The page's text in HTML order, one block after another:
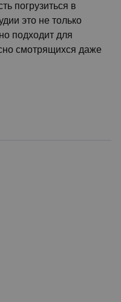
погрузиться в
это не только
подходит для
смотрящихся даже